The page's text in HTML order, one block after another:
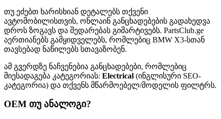
თუ ეძებთ ხარისხიან დეტალებს თქვენი
ავტომობილისთვის, ონლაინ განცხადებების გადახედვა
დროს ზოგავს და შედარებას გიმარტივებს. PartsClub.ge
აერთიანებს გამყიდველებს, რომლებიც BMW X3-სთან
თავსებად ნაწილებს სთავაზობენ.
ამ გვერდზე ნაჩვენებია განცხადებები, რომლებიც
მიესადაგება კატეგორიას: Electrical (ინგლისური SEO-
კატეგორია) და თქვენს მწარმოებელ/მოდელის ფილტრს.
OEM თუ ანალოგი?